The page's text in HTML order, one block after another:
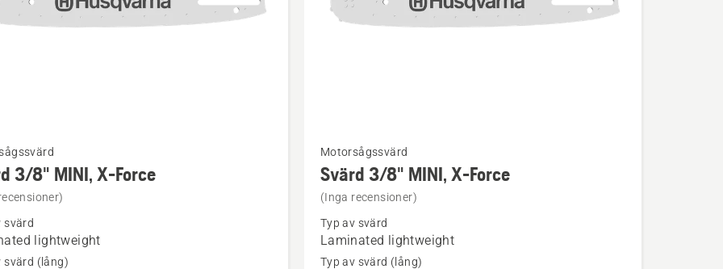
3/8" MINI, X-Force
svärd
lightweight
svärd (lång)
mer
information
om
Svärd
3/8"
Motorsågssvärd
Svärd 3/8" MINI, X-Force
(Inga recensioner)
Typ av svärd
Laminated lightweight
Typ av svärd (lång)